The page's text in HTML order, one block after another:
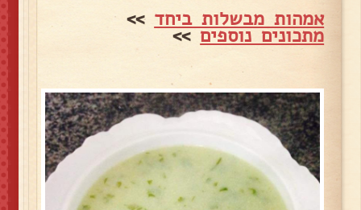
אמהות מבשלות ביחד >>
מתכונים נוספים>>